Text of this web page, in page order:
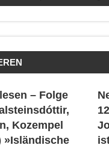
– Folge
Kozempel
»Isländische